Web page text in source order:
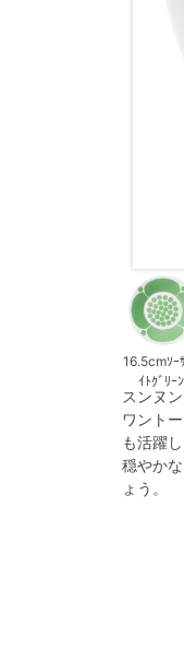
16.5cmｿｰ
ｲﾄｸﾞﾘｰ
スンヌ
ワント
も活躍し
穏やか
ょう。